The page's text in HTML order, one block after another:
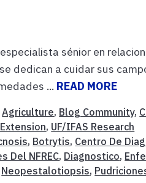
sénior en
dedican a cuidar sus
... READ MORE
Agriculture, Blog Community,
, UF/IFAS Research
, Botrytis, Centro De
Del NFREC, Diagnostico,
Neopestalotiopsis,